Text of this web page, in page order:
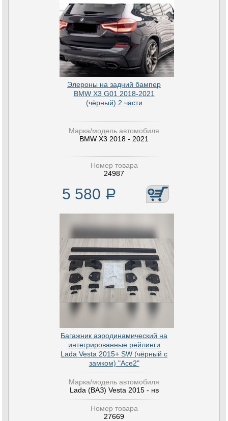
Элероны на задний бампер
BMW X3 G01 2018-2021
(чёрный) 2 части
Марка/модель автомобиля
BMW X3 2018 - 2021
Номер товара
24987
5 580 Р
Багажник аэродинамический на
интегрированные рейлинги
Lada Vesta 2015+ SW (чёрный с
замком) "Ace2"
Марка/модель автомобиля
Lada (ВАЗ) Vesta 2015 - нв
Номер товара
27669